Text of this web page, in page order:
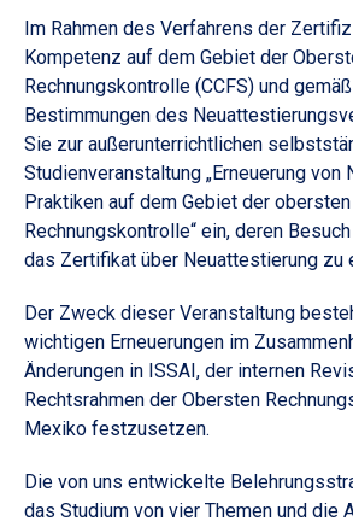
Im Rahmen des Verfahrens der
Kompetenz auf dem Gebiet der
Rechnungskontrolle (CCFS) und
Bestimmungen des
Sie zur außerunterrichtlichen
Studienveranstaltung „Erneuerung von
Praktiken auf dem Gebiet der obersten
Rechnungskontrolle“ ein, deren
das Zertifikat über Neuattestierung zu
Der Zweck dieser Veranstaltung
wichtigen Erneuerungen im
Änderungen in ISSAI, der internen
Rechtsrahmen der Obersten
Mexiko festzusetzen.
Die von uns entwickelte
das Studium von vier Themen und die